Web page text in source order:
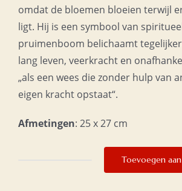
omdat de bloemen bloeien terwijl
ligt. Hij is een symbool van
pruimenboom belichaamt
lang leven, veerkracht en
„als een wees die zonder hulp van
eigen kracht opstaat“.
Afmetingen: 25 x 27 cm
Toevoegen